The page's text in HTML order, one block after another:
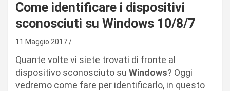
Come identificare i dispositivi
sconosciuti su Windows 10/8/7
11 Maggio 2017
Quante volte vi siete trovati di fronte al
dispositivo sconosciuto su Windows? Oggi
vedremo come fare per identificarlo, in questo